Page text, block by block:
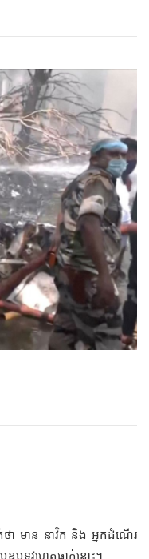
ា មាន នាវិក​ និង អ្នកដំណើរ
ទ្ទវហេតុធ្លាក់នោះ។